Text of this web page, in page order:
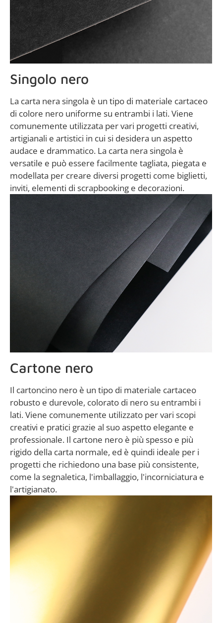
Singolo nero
La carta nera singola è un tipo di materiale cartaceo
di colore nero uniforme su entrambi i lati. Viene
comunemente utilizzata per vari progetti creativi,
artigianali e artistici in cui si desidera un aspetto
audace e drammatico. La carta nera singola è
versatile e può essere facilmente tagliata, piegata e
modellata per creare diversi progetti come biglietti,
inviti, elementi di scrapbooking e decorazioni.
Cartone nero
Il cartoncino nero è un tipo di materiale cartaceo
robusto e durevole, colorato di nero su entrambi i
lati. Viene comunemente utilizzato per vari scopi
creativi e pratici grazie al suo aspetto elegante e
professionale. Il cartone nero è più spesso e più
rigido della carta normale, ed è quindi ideale per i
progetti che richiedono una base più consistente,
come la segnaletica, l'imballaggio, l'incorniciatura e
l'artigianato.